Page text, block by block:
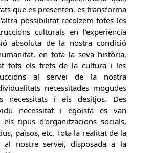
que es presenten, es transforma
possibilitat recolzem totes les
culturals en l'experiència
absoluta de la nostra condició
en tota la seva història,
tots els trets de la cultura i les
al servei de la nostra
necessitades mogudes
necessitats i els desitjos. Des
necessitat i egoista es van
tipus d'organitzacions socials,
països, etc. Tota la realitat de la
al nostre servei, disposada a la